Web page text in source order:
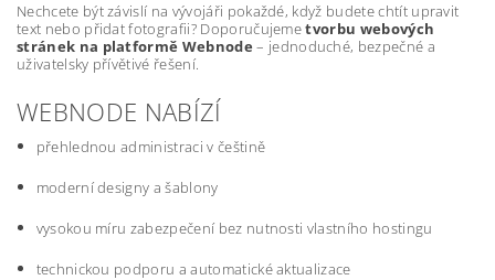
Nechcete být závislí na vývojáři pokaždé, když budete chtít upravit
text nebo přidat fotografii? Doporučujemetvorbu webových
stránek na platformě Webnode – jednoduché, bezpečné a
uživatelsky přívětivé řešení.
WEBNODE NABÍZÍ
přehlednou administraci v češtině
moderní designy a šablony
vysokou míru zabezpečení bez nutnosti vlastního hostingu
technickou podporu a automatické aktualizace